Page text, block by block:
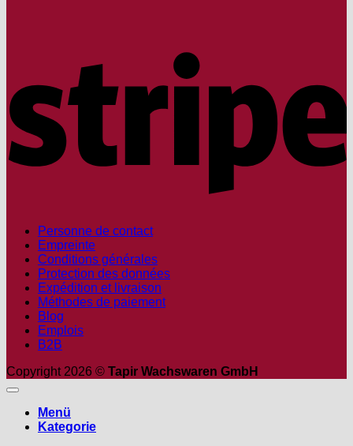
Personne de contact
Empreinte
Conditions générales
Protection des données
Expédition et livraison
Méthodes de paiement
Blog
Emplois
B2B
Copyright 2026 © Tapir Wachswaren GmbH
Menü
Kategorie